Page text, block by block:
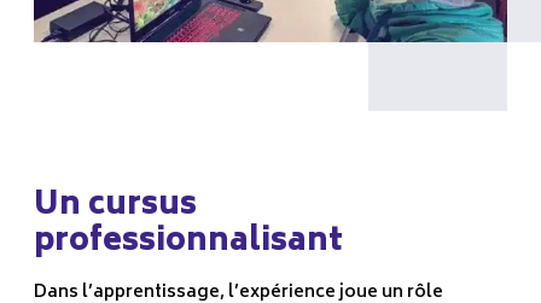
Un cursus
professionnalisant
Dans l’apprentissage, l’expérience joue un rôle